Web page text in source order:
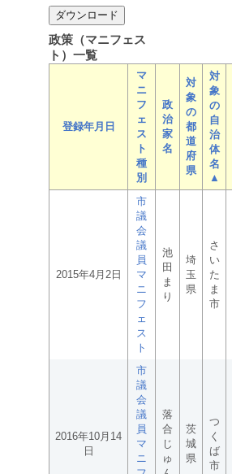
政策（マニフェス
ト）一覧
登録年月日
マ
ニ
フ
ェ
ス
ト
種
別
政
治
家
名
対
象
の
都
道
府
県
対
象
の
自
治
体
名
▲
2015年4月2日
市
議
会
議
員
マ
ニ
フ
ェ
ス
ト
池
田
ま
り
埼
玉
県
さ
い
た
ま
市
2016年10月14
日
市
議
会
議
員
マ
ニ
落
合
じ
ゅ
茨
城
県
つ
く
ば
市